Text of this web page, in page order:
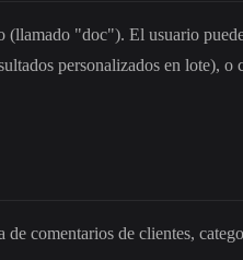
"doc"). El usuario
personalizados en lote),
comentarios de clientes,